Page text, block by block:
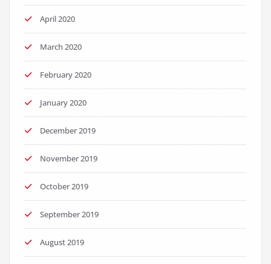
April 2020
March 2020
February 2020
January 2020
December 2019
November 2019
October 2019
September 2019
August 2019